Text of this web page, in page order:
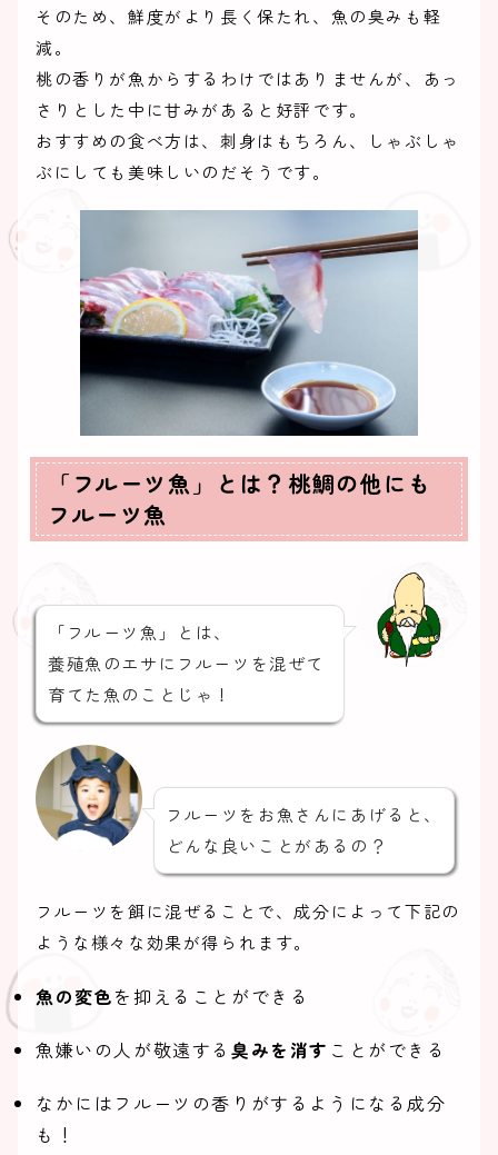
そのため、鮮度がより長く保たれ、魚の臭みも軽
減。
桃の香りが魚からするわけではありませんが、あっ
さりとした中に甘みがあると好評です。
おすすめの食べ方は、刺身はもちろん、しゃぶしゃ
ぶにしても美味しいのだそうです。
「フルーツ魚」とは？桃鯛の他にも
フルーツ魚
「フルーツ魚」とは、
養殖魚のエサにフルーツを混ぜて
育てた魚のことじゃ！
フルーツをお魚さんにあげると、
どんな良いことがあるの？
フルーツを餌に混ぜることで、成分によって下記の
ような様々な効果が得られます。
魚の変色を抑えることができる
魚嫌いの人が敬遠する 臭みを消す ことができる
なかにはフルーツの香りがするようになる成分
も！